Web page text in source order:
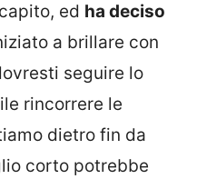
ed ha deciso
a brillare con
seguire lo
rincorrere le
dietro fin da
corto potrebbe